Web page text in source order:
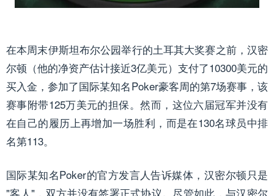
在本周末伊斯坦布尔公园举行的土耳其大奖赛之前，汉密
尔顿（他的净资产估计接近3亿美元）支付了10300美元的
买入金，参加了国际某知名Poker豪客周的第7场赛事，该
赛事附带125万美元的担保。然而，这位六届冠军并没有
在自己的履历上再增加一场胜利，而是在130名球员中排
名第113。
国际某知名Poker的官方发言人告诉媒体，汉密尔顿只是
"客人"，双方并没有签署正式协议。尽管如此，与汉密尔